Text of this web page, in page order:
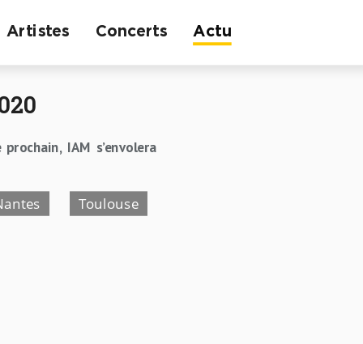
Artistes Concerts Actu
IAM s’envolera
Toulouse